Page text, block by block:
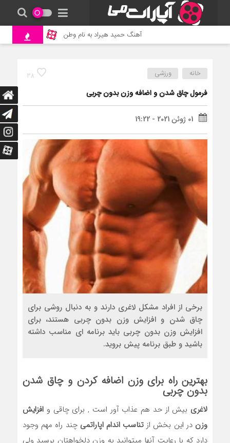
آهنگ حمید هیراد به نام وطن جنگ و نبرد
38 خانه ورزشی
فرمول چاق شدن و اضافه وزن بدون چربی
01 ژوئن 2021 - 19:22
برخی از افراد مشکل لاغری دارند و به دنبال روشی برای
چاق شدن و افزایش وزن بدون چربی هستند، برای
افزایش وزن بدون چربی باید برنامه ای مناسب داشته
باشید و طبق برنامه پیش بروید.
بهترین راه برای وزن اضافه کردن وچاق شدن
بدون چربی
لاغری بیش از حد هم عذاب آور است , برای چاقی و افزایش
وزن در این بخش از تناسب اندام اپاراتمی چند راه مهم وجود
دارد که با رعایت آنها میتوانید به وزن دلخواهتان برسید ولی